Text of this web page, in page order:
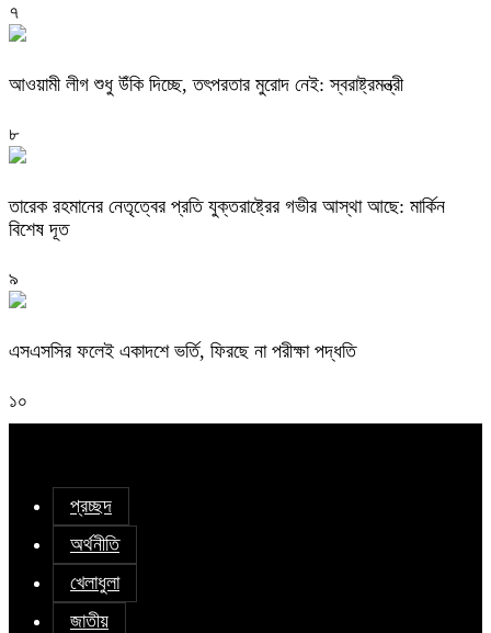
৭
আওয়ামী লীগ শুধু উঁকি দিচ্ছে, তৎপরতার মুরোদ নেই: স্বরাষ্ট্রমন্ত্রী
৮
তারেক রহমানের নেতৃত্বের প্রতি যুক্তরাষ্ট্রের গভীর আস্থা আছে: মার্কিন
বিশেষ দূত
৯
এসএসসির ফলেই একাদশে ভর্তি, ফিরছে না পরীক্ষা পদ্ধতি
১০
প্রচ্ছদ
অর্থনীতি
খেলাধুলা
জাতীয়